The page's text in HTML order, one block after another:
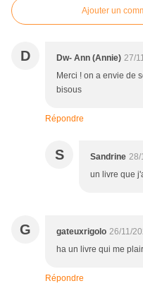
Ajouter un
D Dw- Ann (Annie) 27/
Merci ! on a envie de
bisous
Répondre
S Sandrine 28/
un livre que
G gateuxrigolo 26/11/
ha un livre qui me
Répondre